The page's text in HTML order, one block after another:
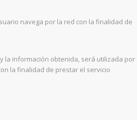
navega por la red con la finalidad de
la información obtenida, será utilizada por
la finalidad de prestar el servicio